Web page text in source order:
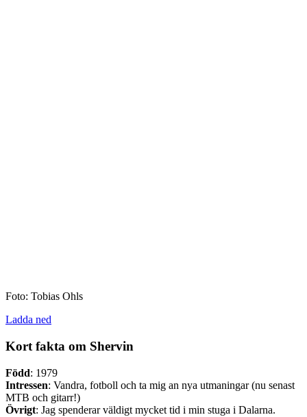
Foto: Tobias Ohls
Ladda ned
Kort fakta om Shervin
Född: 1979
Intressen: Vandra, fotboll och ta mig an nya utmaningar (nu senast
MTB och gitarr!)
Övrigt: Jag spenderar väldigt mycket tid i min stuga i Dalarna.